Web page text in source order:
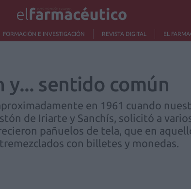
FORMACIÓN E INVESTIGACIÓN REVISTA DIGITAL EL
y... sentido común
en 1961 cuando
de Iriarte y Sanchís, solicitó a
pañuelos de tela, que en
con billetes y monedas.